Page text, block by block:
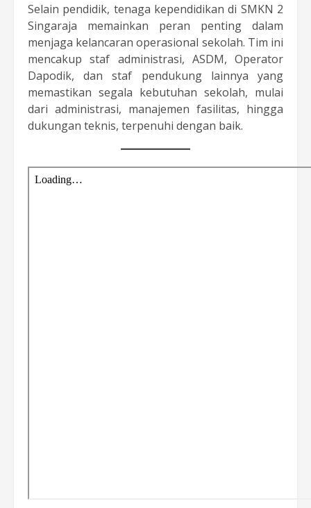
Selain pendidik, tenaga kependidikan di SMKN 2
Singaraja memainkan peran penting dalam
menjaga kelancaran operasional sekolah. Tim ini
mencakup staf administrasi, ASDM, Operator
Dapodik, dan staf pendukung lainnya yang
memastikan segala kebutuhan sekolah, mulai
dari administrasi, manajemen fasilitas, hingga
dukungan teknis, terpenuhi dengan baik.